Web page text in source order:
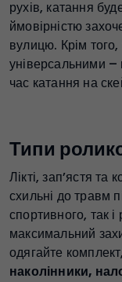
рухів, катання
ймовірністю
вулицю. Крім того,
універсальними –
час катання на
Типи
Лікті, зап’ястя та
схильні до травм
спортивного, так
максимальний
одягайте
наколінники,